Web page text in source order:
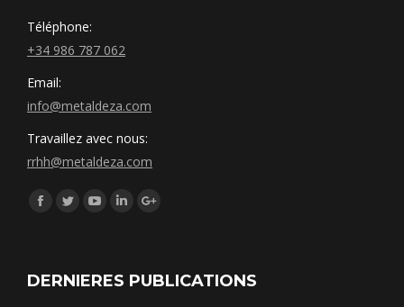
Téléphone:
+34 986 787 062
Email:
info@metaldeza.com
Travaillez avec nous:
rrhh@metaldeza.com
Síguenos en:
Facebook
TwitterYouTube
LinkedinGoogle+
DERNIERES PUBLICATIONS